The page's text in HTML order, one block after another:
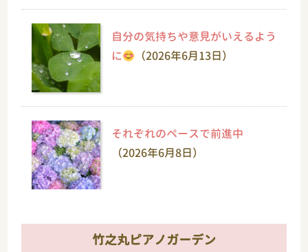
自分の気持ちや意見がいえるよう
に
（2026年6月13日）
それぞれのペースで前進中
（2026年6月8日）
竹之丸ピアノガーデン